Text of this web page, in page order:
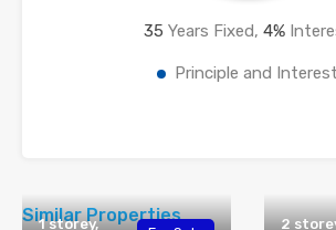
35 Years Fixed, 4%
Principle and Interest
Similar Properties
1 storey, 2